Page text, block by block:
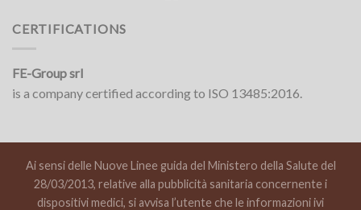
CERTIFICATIONS
FE-Group srl
is a company certified according to ISO 13485:2016.
Ai sensi delle Nuove Linee guida del Ministero della Salute del
28/03/2013, relative alla pubblicità sanitaria concernente i
dispositivi medici, si avvisa l’utente che le informazioni ivi